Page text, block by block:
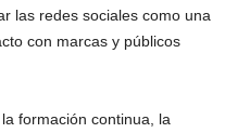
las redes sociales como una
con marcas y públicos
formación continua, la